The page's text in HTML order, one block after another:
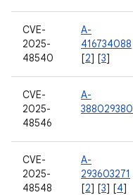
CVE-
2025-
48540
A-
416734088
[2] [3]
CVE-
2025-
48546
A-
388029380
CVE-
2025-
48548
A-
293603271
[2] [3] [4]